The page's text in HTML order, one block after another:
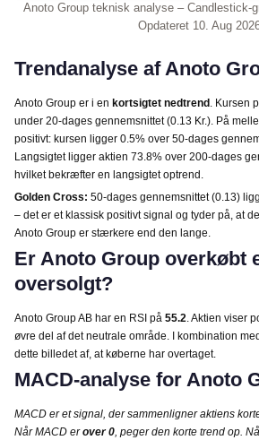
Anoto Group teknisk analyse – Candlestick-
Opdateret 10. Aug
Trendanalyse af Anoto
Anoto Group er i en kortsigtet nedtrend . Kursen
under 20-dages gennemsnittet (0.13 Kr.). På
positivt: kursen ligger 0.5% over 50-dages
Langsigtet ligger aktien 73.8% over 200-dages
hvilket bekræfter en langsigtet optrend.
Golden Cross: 50-dages gennemsnittet (0.13)
– det er et klassisk positivt signal og tyder på, at
Anoto Group er stærkere end den lange.
Er Anoto Group overkøbt
oversolgt?
Anoto Group AB har en RSI på 55.2. Aktien viser
øvre del af det neutrale område. I kombination
dette billedet af, at køberne har overtaget.
MACD-analyse for Anoto
MACD er et signal, der sammenligner aktiens
Når MACD erover 0, peger den korte trend op.